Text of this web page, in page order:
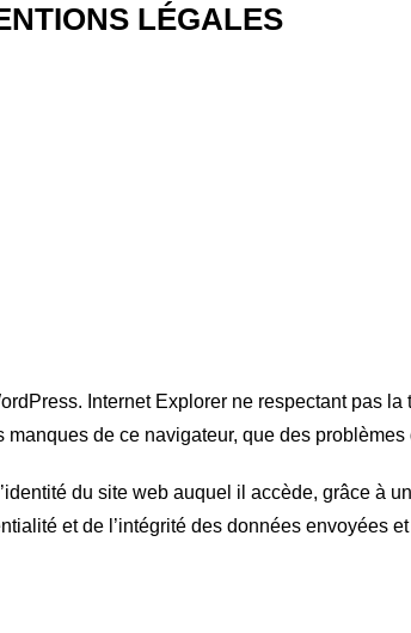
LÉGALES
Internet Explorer ne respectant pas
de ce navigateur, que des problèmes
du site web auquel il accède, grâce à
et de l’intégrité des données envoyées